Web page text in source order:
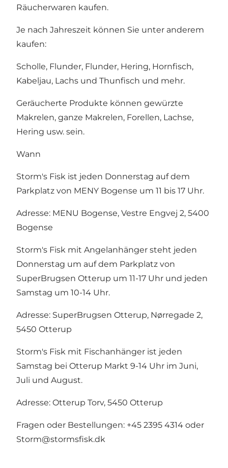
Räucherwaren kaufen.
Je nach Jahreszeit können Sie unter anderem
kaufen:
Scholle, Flunder, Flunder, Hering, Hornfisch,
Kabeljau, Lachs und Thunfisch und mehr.
Geräucherte Produkte können gewürzte
Makrelen, ganze Makrelen, Forellen, Lachse,
Hering usw. sein.
Wann
Storm's Fisk ist jeden Donnerstag auf dem
Parkplatz von MENY Bogense um 11 bis 17 Uhr.
Adresse: MENU Bogense, Vestre Engvej 2, 5400
Bogense
Storm's Fisk mit Angelanhänger steht jeden
Donnerstag um auf dem Parkplatz von
SuperBrugsen Otterup um 11-17 Uhr und jeden
Samstag um 10-14 Uhr.
Adresse: SuperBrugsen Otterup, Nørregade 2,
5450 Otterup
Storm's Fisk mit Fischanhänger ist jeden
Samstag bei Otterup Markt 9-14 Uhr im Juni,
Juli und August.
Adresse: Otterup Torv, 5450 Otterup
Fragen oder Bestellungen: +45 2395 4314 oder
Storm@stormsfisk.dk